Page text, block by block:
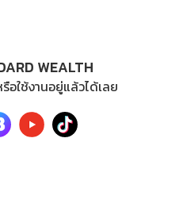
WEALTH
ใช้งานอยู่แล้วได้เลย